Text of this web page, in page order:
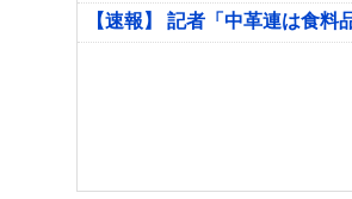
【速報】 記者「中革連は食